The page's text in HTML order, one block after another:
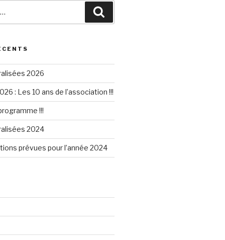
2026
: Les 10 ans de l’association !!!
!!!
2024
prévues pour l’année 2024